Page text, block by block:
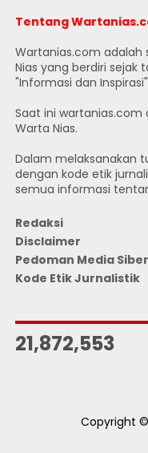
Tentang
Wartanias.com adalah
Nias yang berdiri sejak
"Informasi dan
Saat ini wartanias.com
Warta Nias.
Dalam melaksanakan
dengan kode etik
semua informasi
Redaksi
Disclaimer
Pedoman Media Siber
Kode Etik Jurnalistik
21,872,553
Copyright